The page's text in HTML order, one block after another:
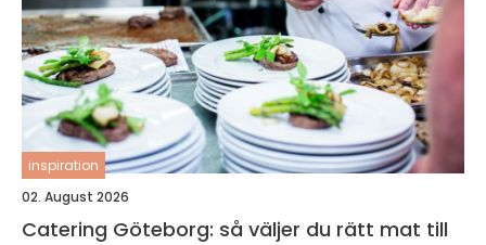
inspiration
02. August 2026
Catering Göteborg: så väljer du rätt mat till